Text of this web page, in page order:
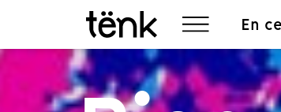
En